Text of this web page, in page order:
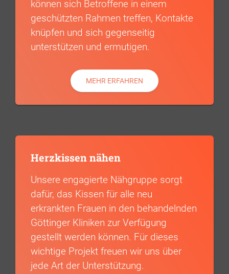
können sich Betroffene in einem
geschützten Rahmen treffen, Kontakte
knüpfen und sich gegenseitig
unterstützen und ermutigen.
MEHR ERFAHREN
Herzkissen nähen
Unsere engagierte Nähgruppe sorgt
dafür, das Kissen für alle neu
erkrankten Frauen in den behandelnden
Göttinger Kliniken zur Verfügung
gestellt werden können. Für dieses
wichtige Projekt freuen wir uns über
jede Art der Unterstützung.